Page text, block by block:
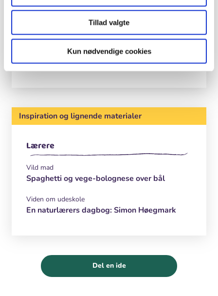
Tillad valgte
Kun nødvendige cookies
Lasse Bak Sørensen.
Udeskolepiger fra Rødkilde skole.
Inspiration og lignende materialer
Lærere
Vild mad
Spaghetti og vege-bolognese over bål
Viden om udeskole
En naturlærers dagbog: Simon Høegmark
Del en ide